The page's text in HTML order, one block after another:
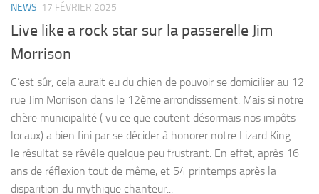
NEWS 17 FÉVRIER 2025
Live like a rock star sur la passerelle Jim
Morrison
C’est sûr, cela aurait eu du chien de pouvoir se domicilier au 12
rue Jim Morrison dans le 12ème arrondissement. Mais si notre
chère municipalité ( vu ce que coutent désormais nos impôts
locaux) a bien fini par se décider à honorer notre Lizard King…
le résultat se révèle quelque peu frustrant. En effet, après 16
ans de réflexion tout de même, et 54 printemps après la
disparition du mythique chanteur...